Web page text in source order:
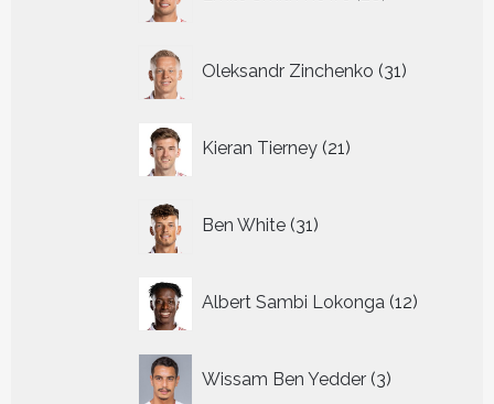
producten
Oleksandr Zinchenko 31
producten
Kieran Tierney 21
producten
Ben White 31
producten
Albert Sambi Lokonga 12
Wissam Ben Yedder 3
producten